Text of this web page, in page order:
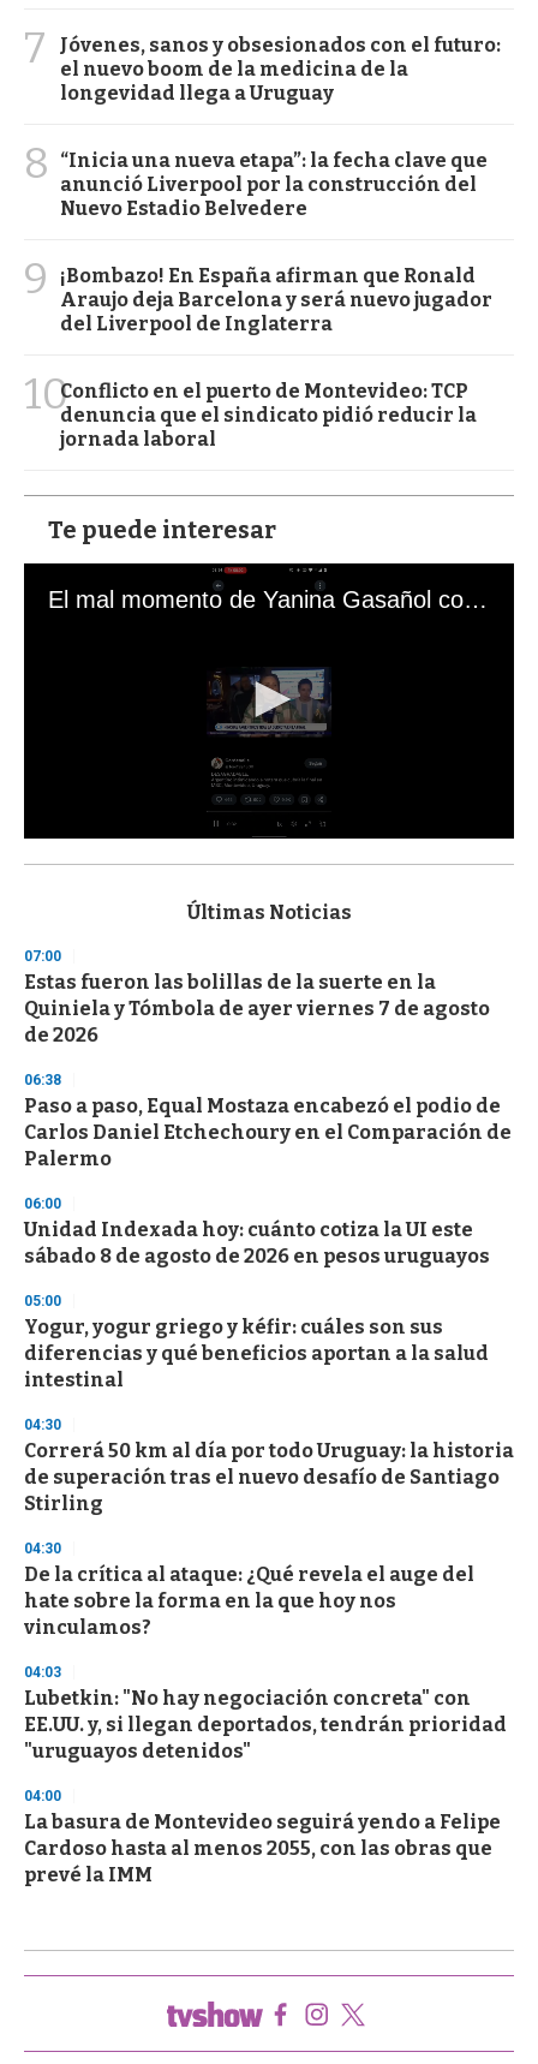
7
Jóvenes, sanos y obsesionados con el futuro:
el nuevo boom de la medicina de la
longevidad llega a Uruguay
8
“Inicia una nueva etapa”: la fecha clave que
anunció Liverpool por la construcción del
Nuevo Estadio Belvedere
9
¡Bombazo! En España afirman que Ronald
Araujo deja Barcelona y será nuevo jugador
del Liverpool de Inglaterra
10Conflicto en el puerto de Montevideo: TCP
denuncia que el sindicato pidió reducir la
jornada laboral
Te puede interesar
El mal momento de Yanina Gasañol con un hincha argentino en "Subrayado"
s
d
s
o
f
3
s
e
c
o
n
Últimas Noticias
07:00
Estas fueron las bolillas de la suerte en la
Quiniela y Tómbola de ayer viernes 7 de agosto
de 2026
06:38
Paso a paso, Equal Mostaza encabezó el podio de
Carlos Daniel Etchechoury en el Comparación de
Palermo
06:00
Unidad Indexada hoy: cuánto cotiza la UI este
sábado 8 de agosto de 2026 en pesos uruguayos
05:00
Yogur, yogur griego y kéfir: cuáles son sus
diferencias y qué beneficios aportan a la salud
intestinal
04:30
Correrá 50 km al día por todo Uruguay: la historia
de superación tras el nuevo desafío de Santiago
Stirling
04:30
De la crítica al ataque: ¿Qué revela el auge del
hate sobre la forma en la que hoy nos
vinculamos?
04:03
Lubetkin: "No hay negociación concreta" con
EE.UU. y, si llegan deportados, tendrán prioridad
"uruguayos detenidos"
04:00
La basura de Montevideo seguirá yendo a Felipe
Cardoso hasta al menos 2055, con las obras que
prevé la IMM